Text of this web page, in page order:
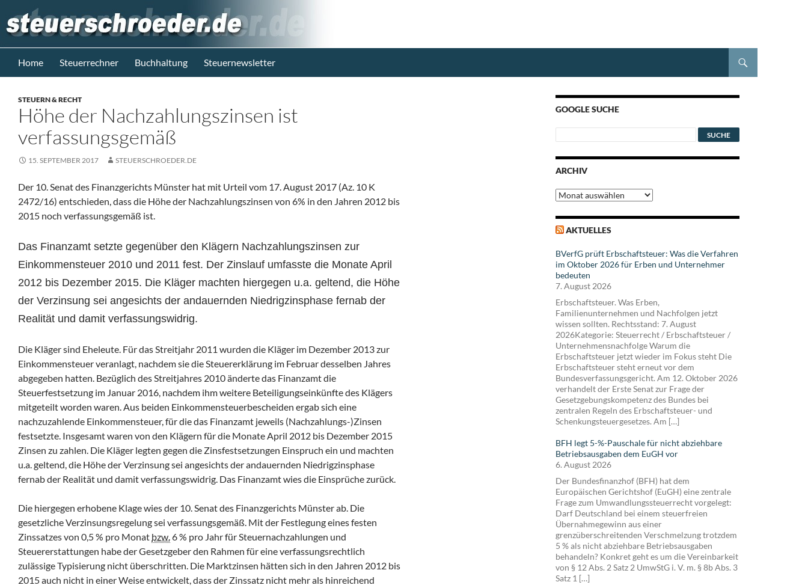
Inhalt
springen
Steuerblog www.steuerschroeder.de
Home Steuerrechner Buchhaltung Steuernewsletter
STEUERN & RECHT
Höhe der Nachzahlungszinsen ist
verfassungsgemäß
15. SEPTEMBER 2017 STEUERSCHROEDER.DE
Der 10. Senat des Finanzgerichts Münster hat mit Urteil vom 17. August 2017 (Az. 10 K
2472/16) entschieden, dassdie Höhe der Nachzahlungszinsen von 6% in den Jahren 2012 bis
2015 noch verfassungsgemäß ist.
Das Finanzamt setzte gegenüber den Klägern Nachzahlungszinsen zur
Einkommensteuer 2010 und 2011 fest. Der Zinslauf umfasste die Monate April
2012 bis Dezember 2015. Die Kläger machten hiergegen u.a. geltend, die Höhe
der Verzinsung sei angesichts der andauernden Niedrigzinsphase fernab der
Realität und damit verfassungswidrig.
Die Kläger sind Eheleute. Für das Streitjahr 2011 wurden die Kläger im Dezember 2013 zur
Einkommensteuer veranlagt, nachdem sie die Steuererklärung im Februar desselben Jahres
abgegeben hatten. Bezüglich des Streitjahres 2010 änderte das Finanzamt die
Steuerfestsetzung im Januar 2016, nachdem ihm weitere Beteiligungseinkünfte des Klägers
mitgeteilt worden waren. Aus beiden Einkommensteuerbescheiden ergab sich eine
nachzuzahlende Einkommensteuer, für die das Finanzamt jeweils (Nachzahlungs-)Zinsen
festsetzte. Insgesamt waren von den Klägern für die Monate April 2012 bis Dezember 2015
Zinsen zu zahlen. Die Kläger legten gegen die Zinsfestsetzungen Einspruch ein und machten
u.a. geltend, die Höhe der Verzinsung sei angesichts der andauernden Niedrigzinsphase
fernab der Realität und damit verfassungswidrig. Das Finanzamt wies die Einsprüche zurück.
Die hiergegen erhobene Klage wies der 10. Senat des Finanzgerichts Münster ab. Die
gesetzliche Verzinsungsregelung sei verfassungsgemäß. Mit der Festlegung eines festen
Zinssatzes von 0,5 % pro Monat bzw.6 % pro Jahr für Steuernachzahlungen und
Steuererstattungen habe der Gesetzgeber den Rahmen für eine verfassungsrechtlich
zulässige Typisierung nicht überschritten. Die Marktzinsen hätten sich in den Jahren 2012 bis
2015 auch nicht in einer Weise entwickelt, dass der Zinssatz nicht mehr als hinreichend
GOOGLE SUCHE
ARCHIV
Archiv
AKTUELLES
BVerfG prüft Erbschaftsteuer: Was die Verfahren
im Oktober 2026 für Erben und Unternehmer
bedeuten
7. August 2026
Erbschaftsteuer. Was Erben,
Familienunternehmen und Nachfolgen jetzt
wissen sollten. Rechtsstand: 7. August
2026Kategorie: Steuerrecht / Erbschaftsteuer /
Unternehmensnachfolge Warum die
Erbschaftsteuer jetzt wieder im Fokus steht Die
Erbschaftsteuer steht erneut vor dem
Bundesverfassungsgericht. Am 12. Oktober 2026
verhandelt der Erste Senat zur Frage der
Gesetzgebungskompetenz des Bundes bei
zentralen Regeln des Erbschaftsteuer- und
Schenkungsteuergesetzes. Am […]
BFH legt 5-%-Pauschale für nicht abziehbare
Betriebsausgaben dem EuGH vor
6. August 2026
Der Bundesfinanzhof (BFH) hat dem
Europäischen Gerichtshof (EuGH) eine zentrale
Frage zum Umwandlungssteuerrecht vorgelegt:
Darf Deutschland bei einem steuerfreien
Übernahmegewinn aus einer
grenzüberschreitenden Verschmelzung trotzdem
5 % als nicht abziehbare Betriebsausgaben
behandeln? Konkret geht es um die Vereinbarkeit
von § 12 Abs. 2 Satz 2 UmwStG i. V. m. § 8b Abs. 3
Satz 1 […]
Steuerberater
M. Schröder
Berlin